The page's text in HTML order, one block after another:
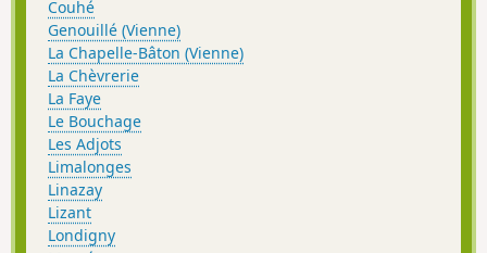
Couhé
Genouillé (Vienne)
La Chapelle-Bâton (Vienne)
La Chèvrerie
La Faye
Le Bouchage
Les Adjots
Limalonges
Linazay
Lizant
Londigny